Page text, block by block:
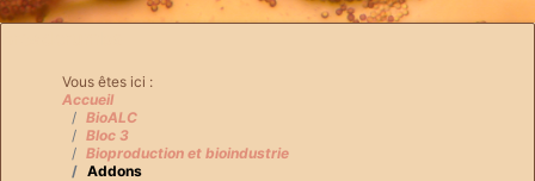
Vous êtes ici :
Accueil
BioALC
Bloc 3
Bioproduction et bioindustrie
Addons